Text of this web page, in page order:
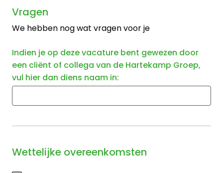
Vragen
We hebben nog wat vragen voor je
Indien je op deze vacature bent gewezen door
een cliënt of collega van de Hartekamp Groep,
vul hier dan diens naam in:
Wettelijke overeenkomsten